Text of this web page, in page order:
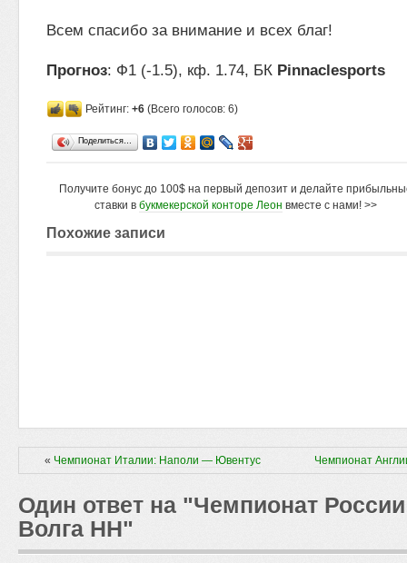
Всем спасибо за внимание и всех благ!
Прогноз: Ф1 (-1.5), кф. 1.74, БК Pinnaclesports
Рейтинг: +6 (Всего голосов: 6)
Поделиться…
Получите бонус до 100$ на первый депозит и делайте
ставки в букмекерской конторе Леон вместе с нами! >>
Похожие записи
« Чемпионат Италии: Наполи — Ювентус Чемпионат
Один ответ на "Чемпионат
Волга НН"